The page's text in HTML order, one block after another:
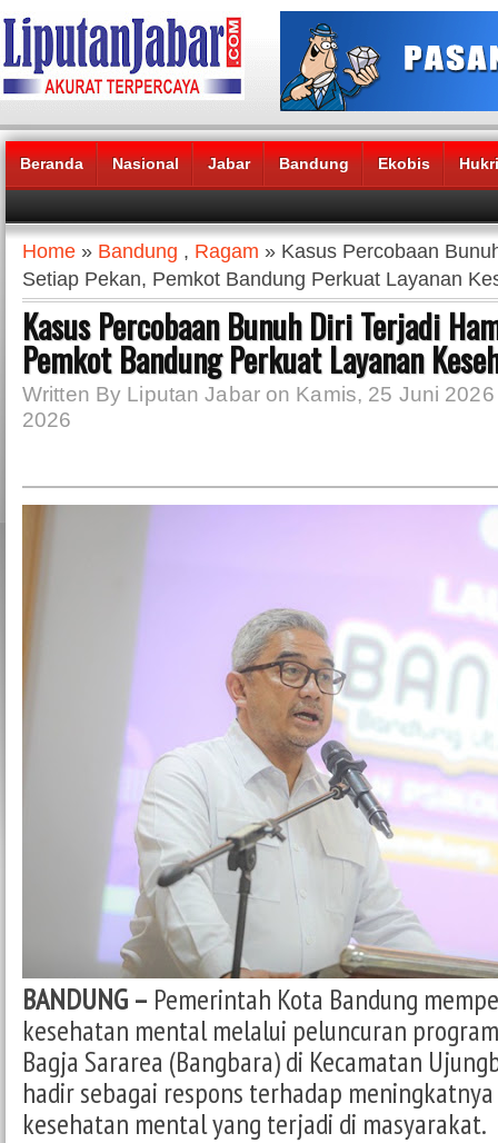
Beranda Nasional Jabar Bandung Ekobis
Headlines News :
Home » Bandung , Ragam » Kasus Percobaan
Setiap Pekan, Pemkot Bandung Perkuat Layanan
Kasus Percobaan Bunuh Diri Terjadi
Pemkot Bandung Perkuat Layanan
Written By Liputan Jabar on Kamis, 25 Juni
2026
BANDUNG – Pemerintah Kota Bandung
kesehatan mental melalui peluncuran
Bagja Sararea (Bangbara) di Kecamatan
hadir sebagai respons terhadap
kesehatan mental yang terjadi di masyarakat.